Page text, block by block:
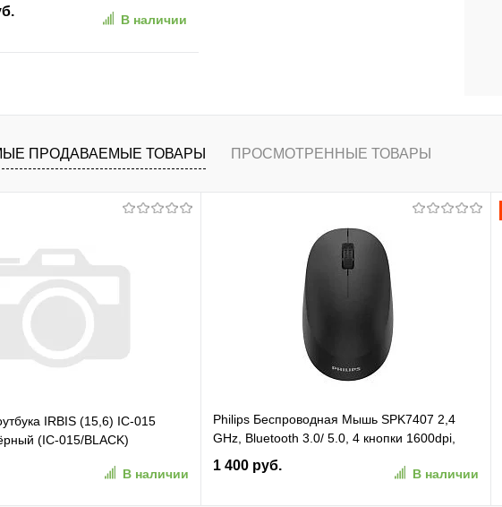
В наличии
К сравнению
ПРОДАВАЕМЫЕ ТОВАРЫ ПРОСМОТРЕННЫЕ ТОВАРЫ
IRBIS (15,6) IC-015
(IC-015/BLACK)
В наличии
Philips Беспроводная Мышь SPK7407 2,4
GHz, Bluetooth 3.0/ 5.0, 4 кнопки 1600dpi,
бесшумная Чёрный (SPK7407B/ 01)
(SPK7407B/01)
1 400 руб.
В наличии